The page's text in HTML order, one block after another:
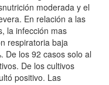
moderada y el
En relación a las
la infección mas
respiratoria baja
De los 92 casos solo al
De los cultivos
positivo. Las